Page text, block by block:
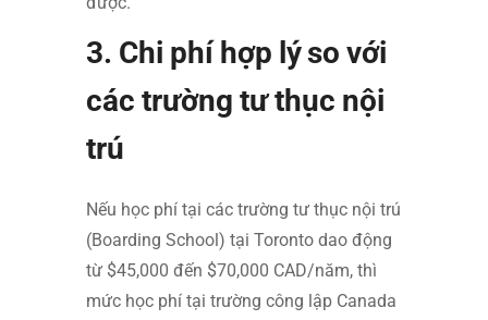
3. Chi phí hợp lý so với
các trường tư thục nội
trú
Nếu học phí tại các trường tư thục nội trú
(Boarding School) tại Toronto dao động
từ $45,000 đến $70,000 CAD/năm, thì
mức học phí tại trường công lập Canada